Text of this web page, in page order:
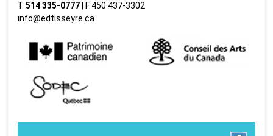
T514 335‑0777 | F 450 437‑3302
info@edtisseyre.ca